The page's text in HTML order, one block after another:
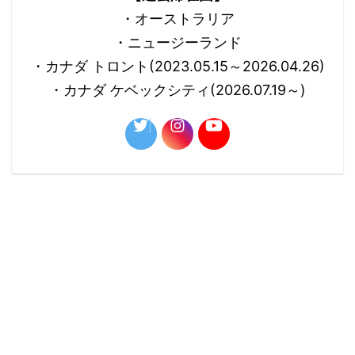
・オーストラリア
・ニュージーランド
・カナダ トロント(2023.05.15～2026.04.26)
・カナダ ケベックシティ(2026.07.19～)